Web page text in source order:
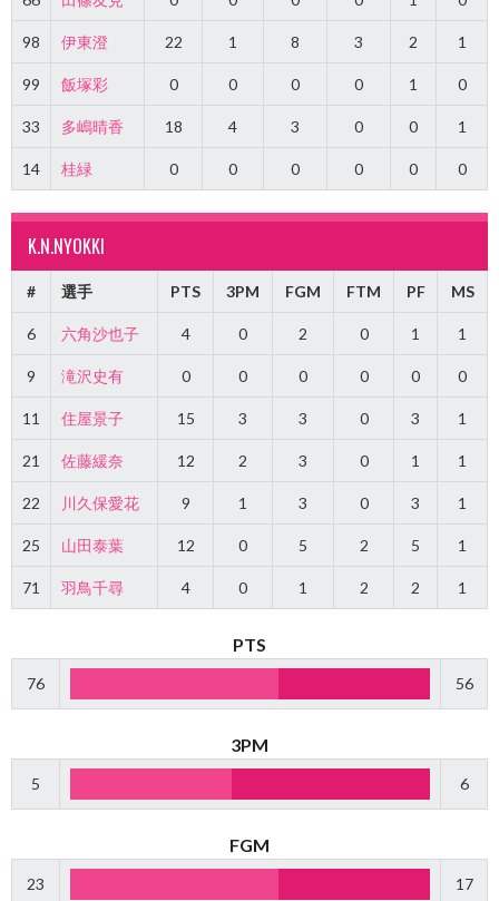
98 伊東澄 22 1 8 3 2 1
99 飯塚彩 0 0 0 0 1 0
33 多嶋晴香 18 4 3 0 0 1
14 桂緑 0 0 0 0 0 0
K.N.NYOKKI
# 選手 PTS 3PM FGM FTM PF MS
6 六角沙也子 4 0 2 0 1 1
9 滝沢史有 0 0 0 0 0 0
11 住屋景子 15 3 3 0 3 1
21 佐藤緩奈 12 2 3 0 1 1
22 川久保愛花 9 1 3 0 3 1
25 山田泰葉 12 0 5 2 5 1
71 羽鳥千尋 4 0 1 2 2 1
PTS
76 56
3PM
5 6
FGM
23 17